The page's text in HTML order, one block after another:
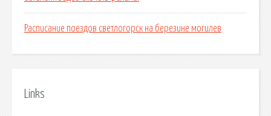
Расписание поездов светлогорск на березине могилев
Links